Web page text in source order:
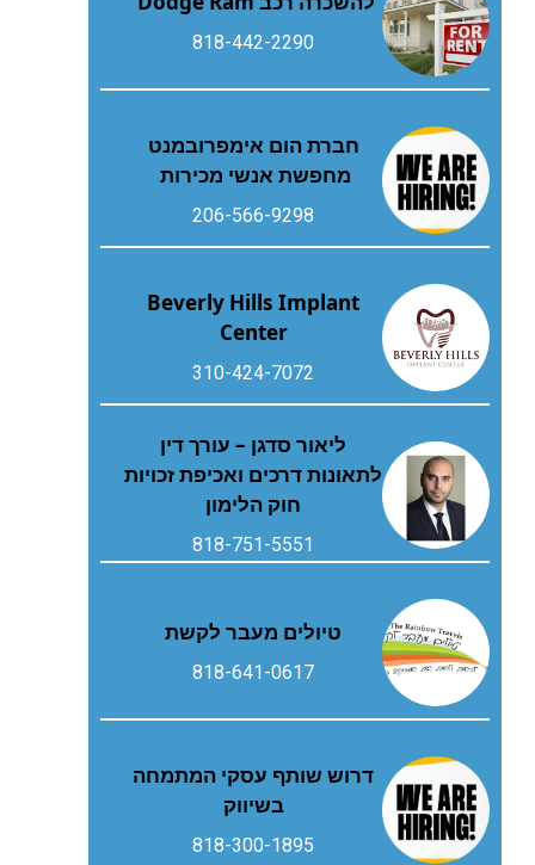
818-442-2290
חברת הום אימפרובמנט
מחפשת אנשי מכירות
206-566-9298
Beverly Hills Implant
Center
310-424-7072
ליאור סדגן – עורך דין
לתאונות דרכים ואכיפת זכויות
חוק הלימון
818-751-5551
טיולים מעבר לקשת
818-641-0617
דרוש שותף עסקי המתמחה
בשיווק
818-300-1895